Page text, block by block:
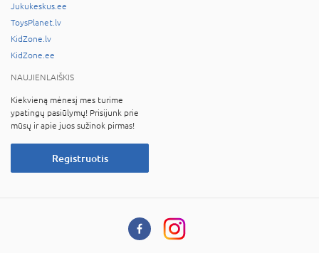
Jukukeskus.ee
ToysPlanet.lv
KidZone.lv
KidZone.ee
NAUJIENLAIŠKIS
Kiekvieną mėnesį mes turime
ypatingų pasiūlymų! Prisijunk prie
mūsų ir apie juos sužinok pirmas!
Registruotis